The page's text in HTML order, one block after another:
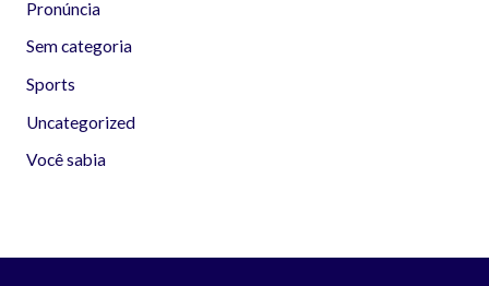
Pronúncia
Sem categoria
Sports
Uncategorized
Você sabia